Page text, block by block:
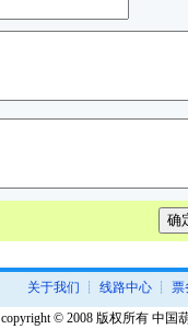
关于我们 ┊ 线路中心 ┊ 票
copyright © 2008 版权所有 中国